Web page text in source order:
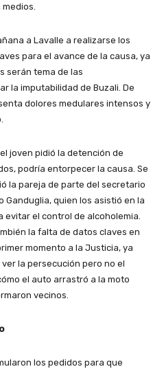
a Lavalle a realizarse los
para el avance de la causa, ya
serán tema de las
la imputabilidad de Buzali. De
dolores medulares intensos y
joven pidió la detención de
podría entorpecer la causa. Se
la pareja de parte del secretario
Ganduglia, quien los asistió en la
evitar el control de alcoholemia.
la falta de datos claves en
momento a la Justicia, ya
la persecución pero no el
el auto arrastró a la moto
vecinos.
los pedidos para que